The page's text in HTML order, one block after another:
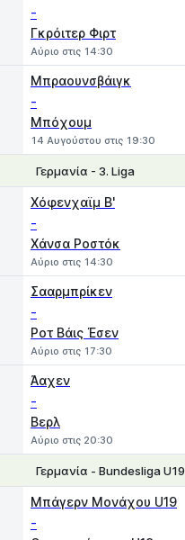
-
Γκρόιτερ Φιρτ
Αύριο στις 14:30
Μπραουνσβάιγκ
-
Μπόχουμ
14 Αυγούστου στις 19:30
Γερμανία - 3. Liga
Χόφενχαϊμ Β'
-
Χάνσα Ροστόκ
Αύριο στις 14:30
Σααρμπρίκεν
-
Ροτ Βάις Έσεν
Αύριο στις 17:30
Άαχεν
-
Βερλ
Αύριο στις 20:30
Γερμανία - Bundesliga U19
Μπάγερν Μονάχου U19
-